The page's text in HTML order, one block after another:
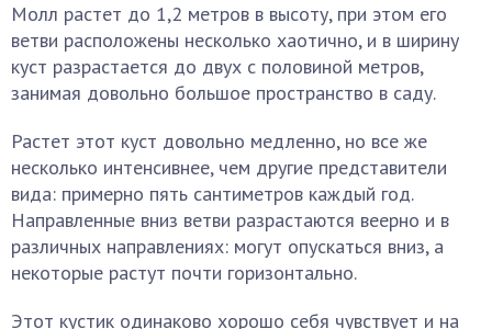
Молл растет до 1,2 метров в высоту, при этом его
ветви расположены несколько хаотично, и в ширину
куст разрастается до двух с половиной метров,
занимая довольно большое пространство в саду.
Растет этот куст довольно медленно, но все же
несколько интенсивнее, чем другие представители
вида: примерно пять сантиметров каждый год.
Направленные вниз ветви разрастаются веерно и в
различных направлениях: могут опускаться вниз, а
некоторые растут почти горизонтально.
Этот кустик одинаково хорошо себя чувствует и на